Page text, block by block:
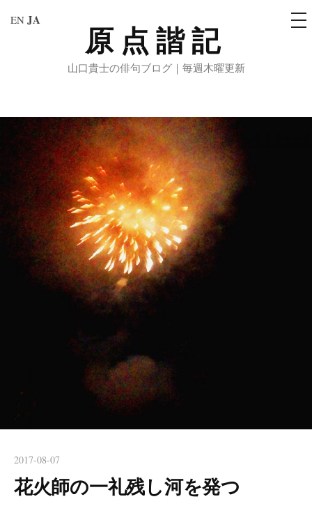
キ
ッ
原点諧記
山口貴士の俳句ブログ｜毎週木曜更新
メ
ニ
2017-08-07
花火師の一礼残し河を発つ
EN JA